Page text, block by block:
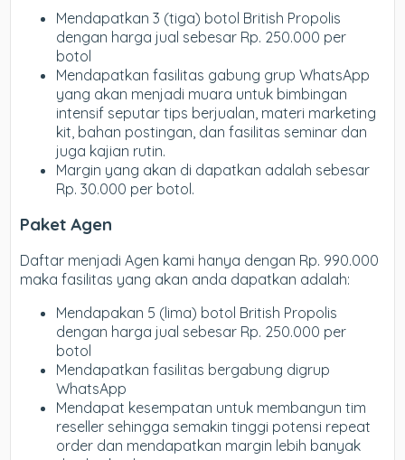
Mendapatkan 3 (tiga) botol British Propolis
dengan harga jual sebesar Rp. 250.000 per
botol
Mendapatkan fasilitas gabung grup WhatsApp
yang akan menjadi muara untuk bimbingan
intensif seputar tips berjualan, materi marketing
kit, bahan postingan, dan fasilitas seminar dan
juga kajian rutin.
Margin yang akan di dapatkan adalah sebesar
Rp. 30.000 per botol.
Paket Agen
Daftar menjadi Agen kami hanya dengan Rp. 990.000
maka fasilitas yang akan anda dapatkan adalah:
Mendapakan 5 (lima) botol British Propolis
dengan harga jual sebesar Rp. 250.000 per
botol
Mendapatkan fasilitas bergabung digrup
WhatsApp
Mendapat kesempatan untuk membangun tim
reseller sehingga semakin tinggi potensi repeat
order dan mendapatkan margin lebih banyak